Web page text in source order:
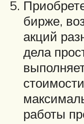
бирже,
акций
дела
работы